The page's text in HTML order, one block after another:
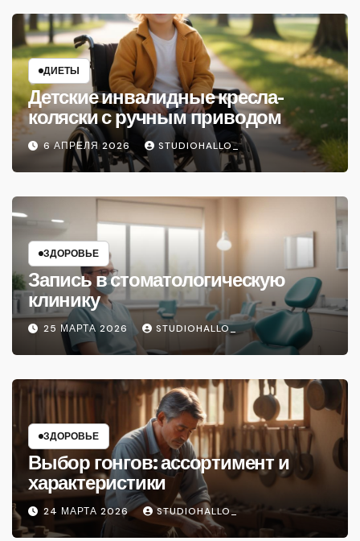
ДИЕТЫ
Детские инвалидные кресла-
коляски с ручным приводом
6 АПРЕЛЯ 2026 STUDIOHALLO_
ЗДОРОВЬЕ
Запись в стоматологическую
клинику
25 МАРТА 2026 STUDIOHALLO_
ЗДОРОВЬЕ
Выбор гонгов: ассортимент и
характеристики
24 МАРТА 2026 STUDIOHALLO_